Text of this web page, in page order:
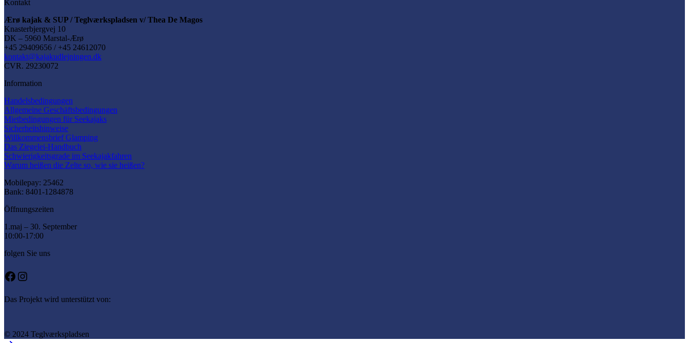
Kontakt
Ærø kajak & SUP / Teglværkspladsen v/ Thea De Magos
Knasterbjergvej 10
DK – 5960 Marstal-Ærø
+45 29409656 / +45 24612070
kontakt@kajakudlejningen.dk
CVR. 29230072
Information
Handelsbedingungen
Allgemeine Geschäftsbedingungen
Mietbedingungen für Seekajaks
Sicherheitshinweise
Willkommensbrief Glamping
Das Ziegelei-Handbuch
Schwierigkeitsgrade im Seekajakfahren
Warum heißen die Zelte so, wie sie heißen?
Mobilepay: 25462
Bank: 8401-1284878
Öffnungszeiten
1.maj – 30. September
10:00-17:00
folgen Sie uns
Facebook
Instagram
Das Projekt wird unterstützt von:
© 2024 Teglværkspladsen